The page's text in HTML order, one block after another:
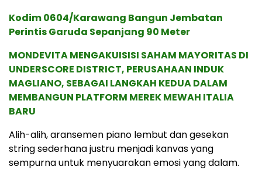
Kodim 0604/Karawang Bangun Jembatan
Perintis Garuda Sepanjang 90 Meter
MONDEVITA MENGAKUISISI SAHAM MAYORITAS DI
UNDERSCORE DISTRICT, PERUSAHAAN INDUK
MAGLIANO, SEBAGAI LANGKAH KEDUA DALAM
MEMBANGUN PLATFORM MEREK MEWAH ITALIA
BARU
Alih-alih, aransemen piano lembut dan gesekan
string sederhana justru menjadi kanvas yang
sempurna untuk menyuarakan emosi yang dalam.